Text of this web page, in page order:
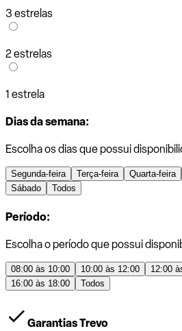
3 estrelas
2 estrelas
1 estrela
Dias da semana:
Escolha os dias que possui
Segunda-feira Terça-feira Quarta-feira
Sábado
Todos
Período:
Escolha o período que possui
08:00 às 10:00 10:00 às 12:00 12:00
16:00 às 18:00
Todos
Garantias Trevo